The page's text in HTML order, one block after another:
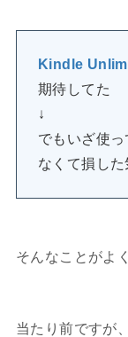
Kindle
期待してた
↓
でもいざ使
なくて損した
そんなことがよ
当たり前ですが